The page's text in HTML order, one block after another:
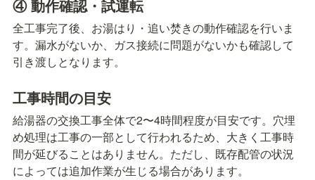
④ 動作確認・試運転
全工事完了後、お湯はり・追い焚きの動作確認を行いま
す。漏水がないか、ガス接続に問題がないかも確認して
引き渡しとなります。
工事時間の目安
給湯器の交換工事全体で2〜4時間程度が目安です。穴埋
め処理は工事の一部として行われるため、大きく工事時
間が延びることはありません。ただし、既存配管の状況
によっては追加作業が生じる場合があります。